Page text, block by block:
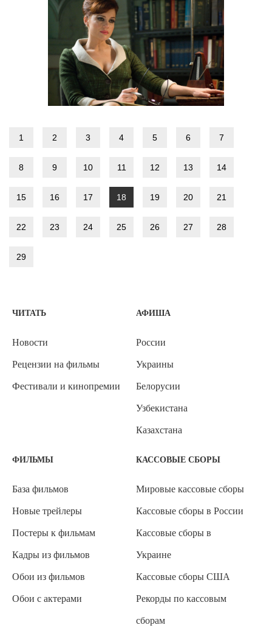
1 2 3 4 5 6 7
8 9 10 11 12 13 14
15 16 17 18 19 20 21
22 23 24 25 26 27 28
29
ЧИТАТЬ
Новости
Рецензии на фильмы
Фестивали и кинопремии
АФИША
России
Украины
Белорусии
Узбекистана
Казахстана
ФИЛЬМЫ
База фильмов
Новые трейлеры
Постеры к фильмам
Кадры из фильмов
Обои из фильмов
Обои с актерами
КАССОВЫЕ СБОРЫ
Мировые кассовые сборы
Кассовые сборы в России
Кассовые сборы в
Украине
Кассовые сборы США
Рекорды по кассовым
сборам